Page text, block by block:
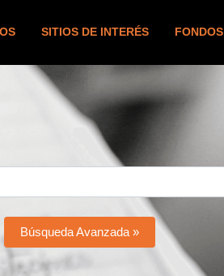
SITIOS DE INTERÉS FONDOS
Búsqueda Avanzada »